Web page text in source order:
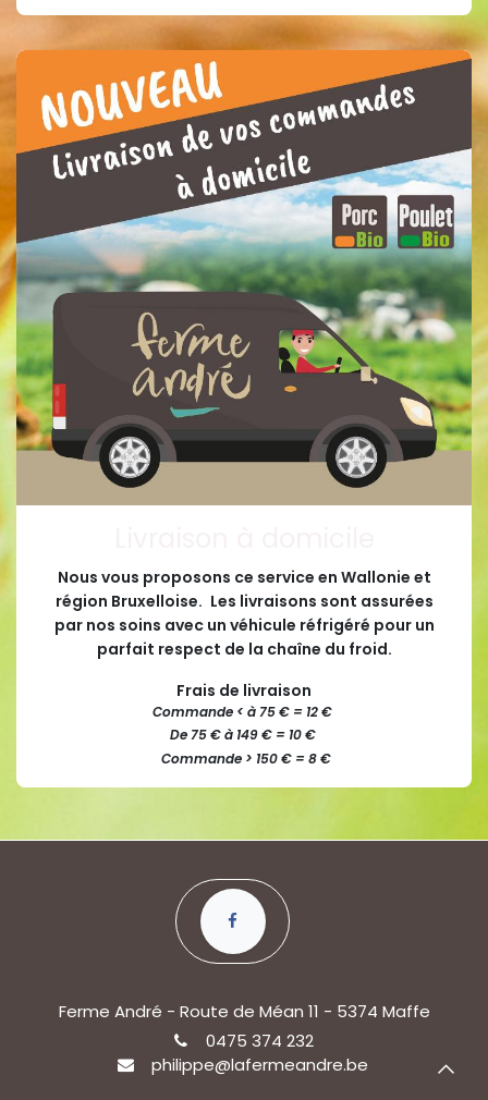
Nous vous proposons ce service en Wallonie et
région Bruxelloise. Les livraisons sont assurées
par nos soins avec un véhicule réfrigéré pour un
parfait respect de la chaîne du froid.
Frais de livraison
Commande < à 75 € = 12 €
De 75 € à 149 € = 10 €
Commande > 150 € = 8 €
Ferme André - Route de Méan 11 - 5374 Maffe
0475 374 232
philippe@lafermeandre.be